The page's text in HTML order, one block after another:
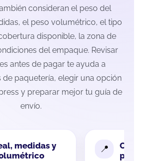
consideran el peso del
el peso volumétrico, el tipo
disponible, la zona de
del empaque. Revisar
antes de pagar te ayuda a
paquetería, elegir una opción
y preparar mejor tu guía de
envío.
medidas y